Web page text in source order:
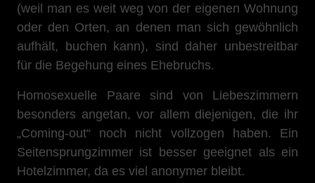
(weil man es weit weg von der eigenen Wohnung
oder den Orten, an denen man sich gewöhnlich
aufhält, buchen kann), sind daher unbestreitbar
für die Begehung eines Ehebruchs.
Homosexuelle Paare sind von Liebeszimmern
besonders angetan, vor allem diejenigen, die ihr
„Coming-out“ noch nicht vollzogen haben. Ein
Seitensprungzimmer ist besser geeignet als ein
Hotelzimmer, da es viel anonymer bleibt.